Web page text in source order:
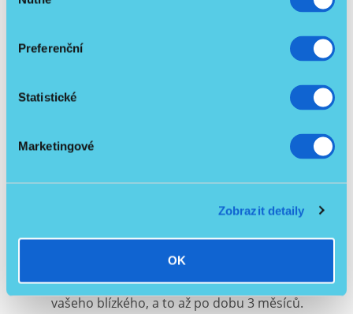
Preferenční
Statistické
Marketingové
Zobrazit detaily
OK
čas a věnuje se mu. Ceny za hodinu jeho práce
asistenta, ale běžně by cena neměla
jako asistenti. Pomáhá s osobní hygienou, s
domácností a navíc také většinou zajišťuje
donášku obědů. Cena za pečovatelskou službu
se pohybuje ve stejné hladině jako odměna
pečovatelskou službou je zpravidla v
Domácí zdravotní péče
Odlehčovací služba: nabízí přechodnou péči o
vašeho blízkého, a to až po dobu 3 měsíců.